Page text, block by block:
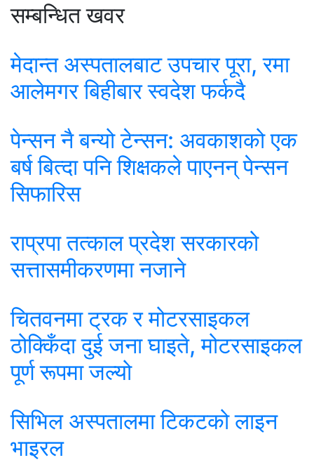
सम्बन्धित खवर
मेदान्त अस्पतालबाट उपचार पूरा, रमा
आलेमगर बिहीबार स्वदेश फर्कदै
पेन्सन नै बन्यो टेन्सन: अवकाशको एक
बर्ष बित्दा पनि शिक्षकले पाएनन् पेन्सन
सिफारिस
राप्रपा तत्काल प्रदेश सरकारको
सत्तासमीकरणमा नजाने
चितवनमा ट्रक र मोटरसाइकल
ठोक्किँदा दुई जना घाइते, मोटरसाइकल
पूर्ण रूपमा जल्यो
सिभिल अस्पतालमा टिकटको लाइन
भाइरल